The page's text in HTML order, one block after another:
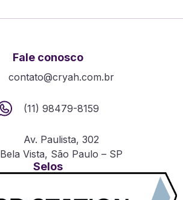
Fale conosco
contato@cryah.com.br
(11) 98479-8159
Av. Paulista, 302
Bela Vista, São Paulo – SP
Selos